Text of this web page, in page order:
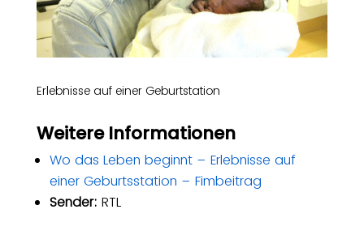
Erlebnisse auf einer Geburtstation
Weitere Informationen
Wo das Leben beginnt – Erlebnisse auf
einer Geburtsstation – Fimbeitrag
Sender: RTL